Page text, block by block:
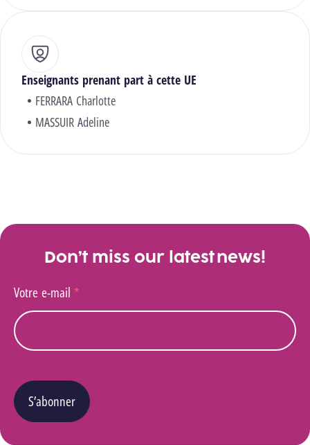
Enseignants prenant part à cette UE
FERRARA Charlotte
MASSUIR Adeline
Don’t miss our latest news!
Votre e-mail *
S’abonner